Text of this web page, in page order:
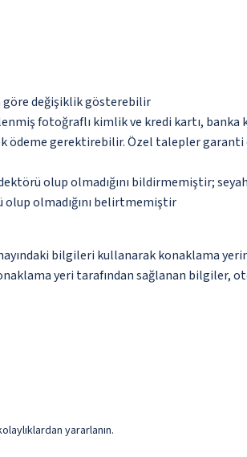
göre değişiklik gösterebilir
fotoğraflı kimlik ve kredi kartı,
ödeme gerektirebilir. Özel talepler
olup olmadığını bildirmemiştir;
olmadığını belirtmemiştir
bilgileri kullanarak konaklama
yeri tarafından sağlanan bilgiler,
yararlanın.